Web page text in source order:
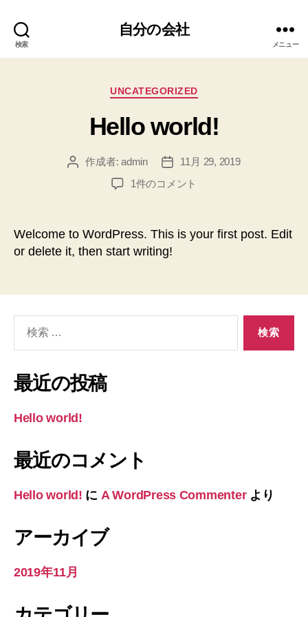
検索
自分の会社
メニュー
カ
ゴ
リ
UNCATEGORIZED
Hello world!
投
作成者:admin
投
稿
11月 29, 2019
Hello
1件のコメント
Welcome to WordPress. This is your first post. Edit
or delete it, then start writing!
象:
最近の投稿
Hello world!
最近のコメント
Hello world! に A WordPress Commenterより
アーカイブ
2019年11月